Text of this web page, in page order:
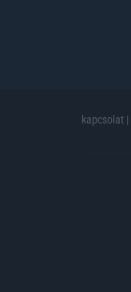
kapcsolat |